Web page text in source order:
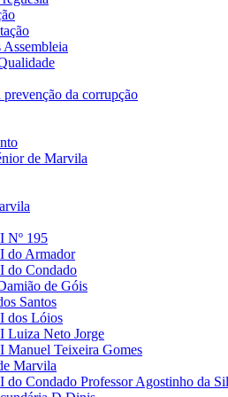
Assembleia
da corrupção
de Marvila
Nº 195
do Armador
do Condado
de Góis
Santos
dos Lóios
Luiza Neto Jorge
Manuel Teixeira Gomes
Marvila
do Condado Professor Agostinho da